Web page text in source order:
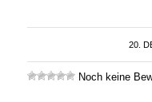
20.
Noch keine